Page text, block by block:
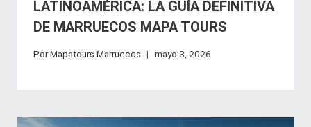
LATINOAMÉRICA: LA GUÍA DEFINITIVA
DE MARRUECOS MAPA TOURS
PorMapatours Marruecos mayo 3, 2026